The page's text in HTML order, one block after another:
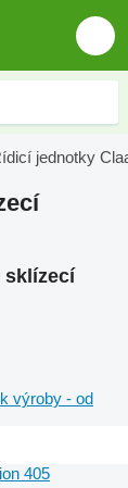
jednotky
sklízecí
výroby - od